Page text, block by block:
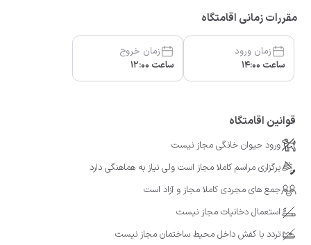
مقررات زمانی اقامتگاه
زمان ورود
ساعت 14:00
زمان خروج
ساعت 12:00
قوانین اقامتگاه
ورود حیوان خانگی مجاز نیست
برگزاری مراسم کاملا مجاز است ولی نیاز به هماهنگی دارد
جمع های مجردی کاملا مجاز و آزاد است
استعمال دخانیات مجاز نیست
تردد با کفش داخل محیط ساختمان مجاز نیست